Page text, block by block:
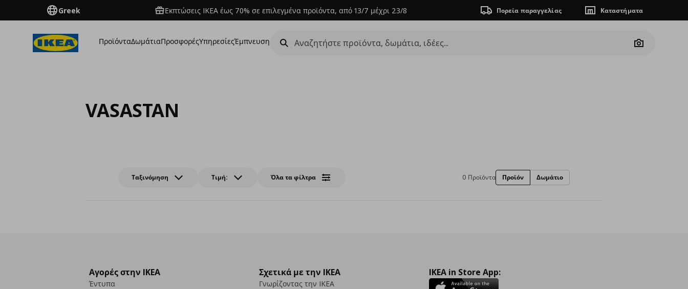
Greek Εκπτώσεις IKEA έως 70% σε επιλεγμένα προϊόντα, από 13/7 μέχρι 23/8 Πορεία παραγγελίας Καταστήματα
ΠροϊόνταΔωμάτιαΠροσφορέςΥπηρεσίεςΈμπνευση
Camera
VASASTAN
Ταξινόμηση Τιμή: Όλα τα φίλτρα 0 Προϊόντα Προϊόν Δωμάτιο
Αγορές στην IKEA
Έντυπα
Σχετικά με την IKEA
Γνωρίζοντας την IKEA
IKEA in Store App: